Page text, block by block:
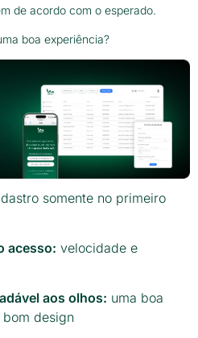
de acordo com o esperado.
boa experiência?
somente no primeiro
acesso: velocidade e
aos olhos: uma boa
design